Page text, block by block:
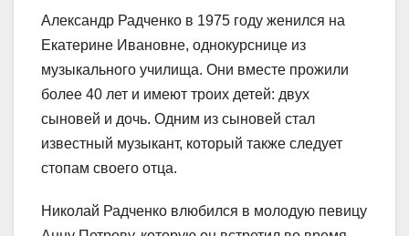
Александр Радченко в 1975 году женился на
Екатерине Ивановне, однокурснице из
музыкального училища. Они вместе прожили
более 40 лет и имеют троих детей: двух
сыновей и дочь. Одним из сыновей стал
известный музыкант, который также следует
стопам своего отца.
Николай Радченко влюбился в молодую певицу